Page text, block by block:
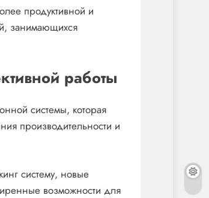
продуктивной и
занимающихся
работы
системы, которая
производительности и
систему, новые
возможности для